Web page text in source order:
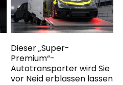
Dieser „Super-
Premium“-
Autotransporter wird Sie
vor Neid erblassen lassen